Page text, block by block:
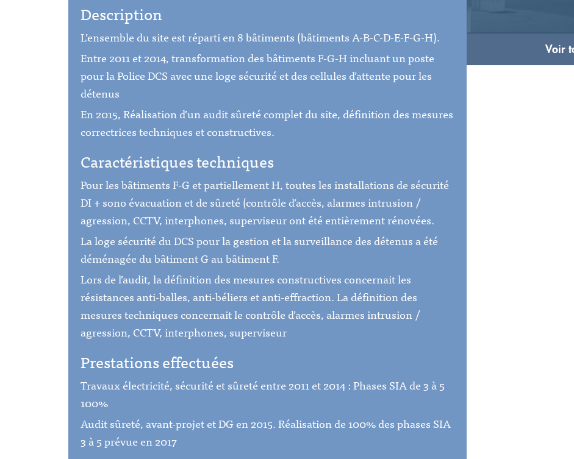
Description
L’ensemble du site est réparti en 8 bâtiments (bâtiments A-B-C-D-E-F-G-H).
Entre 2011 et 2014, transformation des bâtiments F-G-H incluant un poste
pour la Police DCS avec une loge sécurité et des cellules d’attente pour les
détenus
En 2015, Réalisation d’un audit sûreté complet du site, définition des mesures
correctrices techniques et constructives.
Caractéristiques techniques
Pour les bâtiments F-G et partiellement H, toutes les installations de sécurité
DI + sono évacuation et de sûreté (contrôle d’accès, alarmes intrusion /
agression, CCTV, interphones, superviseur ont été entièrement rénovées.
La loge sécurité du DCS pour la gestion et la surveillance des détenus a été
déménagée du bâtiment G au bâtiment F.
Lors de l’audit, la définition des mesures constructives concernait les
résistances anti-balles, anti-béliers et anti-effraction. La définition des
mesures techniques concernait le contrôle d’accès, alarmes intrusion /
agression, CCTV, interphones, superviseur
Prestations effectuées
Travaux électricité, sécurité et sûreté entre 2011 et 2014 : Phases SIA de 3 à 5
100%
Audit sûreté, avant-projet et DG en 2015. Réalisation de 100% des phases SIA
3 à 5 prévue en 2017
Voir